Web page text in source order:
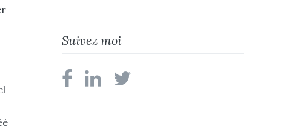
Suivez moi
facebooklinkedin